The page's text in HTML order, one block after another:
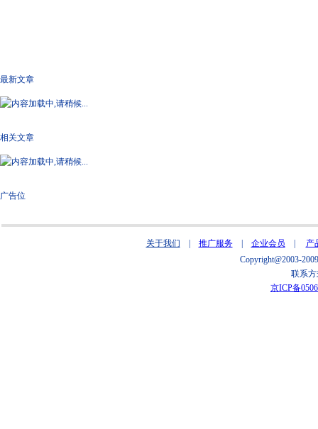
最新文章
相关文章
广告位
关于我们 推广服务| 企业会员
产
Copyright@2003-
联系方
京ICP备